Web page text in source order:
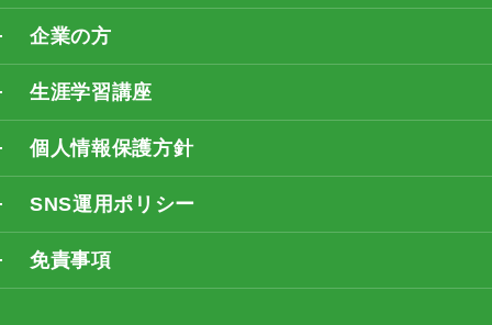
企業の方
生涯学習講座
個人情報保護方針
SNS運用ポリシー
免責事項